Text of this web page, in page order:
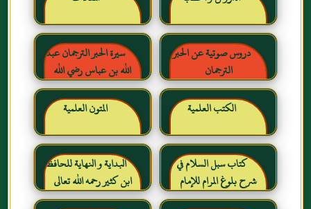
دروس صوتية عن الحبر
الترجمان
سيرة الحبر الترجمان عبد
الله بن عباس رضي الله
عنهما
الكتب العلمية
المتون العلمية
كتاب سبل السلام في
شرح بلوغ المرام للإمام
الصنعاني رحمه الله
البداية و النهاية للحافظ
ابن كثير رحمه الله تعالى